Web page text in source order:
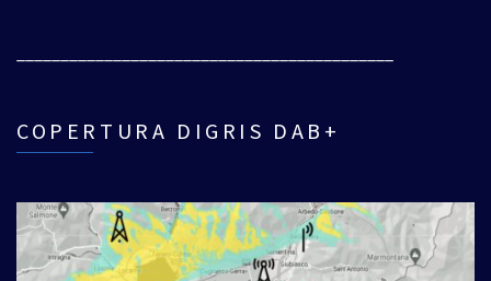
COPERTURA DIGRIS DAB+